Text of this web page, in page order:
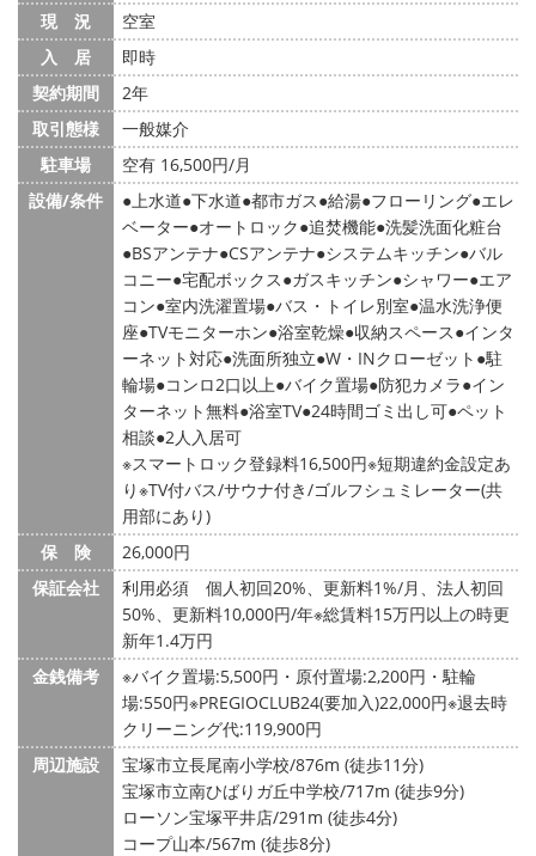
現 況
空室
入 居
即時
契約期間
2年
取引態様
一般媒介
駐車場
空有 16,500円/月
設備/条件
上水道 下水道 都市ガス 給湯 フローリング エレ
ベーター オートロック 追焚機能 洗髪洗面化粧台
BSアンテナ CSアンテナ システムキッチン バル
コニー 宅配ボックス ガスキッチン シャワー エア
コン 室内洗濯置場 バス・トイレ別室 温水洗浄便
座 TVモニターホン 浴室乾燥 収納スペース インタ
ーネット対応 洗面所独立 W・INクローゼット 駐
輪場 コンロ2口以上 バイク置場 防犯カメラ イン
ターネット無料 浴室TV 24時間ゴミ出し可 ペット
相談 2人入居可
※スマートロック登録料16,500円※短期違約金設定あ
り※TV付バス/サウナ付き/ゴルフシュミレーター(共
用部にあり)
保 険
26,000円
保証会社
利用必須 個人初回20%、更新料1%/月、法人初回
50%、更新料10,000円/年※総賃料15万円以上の時更
新年1.4万円
金銭備考
※バイク置場:5,500円・原付置場:2,200円・駐輪
場:550円※PREGIOCLUB24(要加入)22,000円※退去時
クリーニング代:119,900円
周辺施設
宝塚市立長尾南小学校/876m (徒歩11分)
宝塚市立南ひばりガ丘中学校/717m (徒歩9分)
ローソン宝塚平井店/291m (徒歩4分)
コープ山本/567m (徒歩8分)